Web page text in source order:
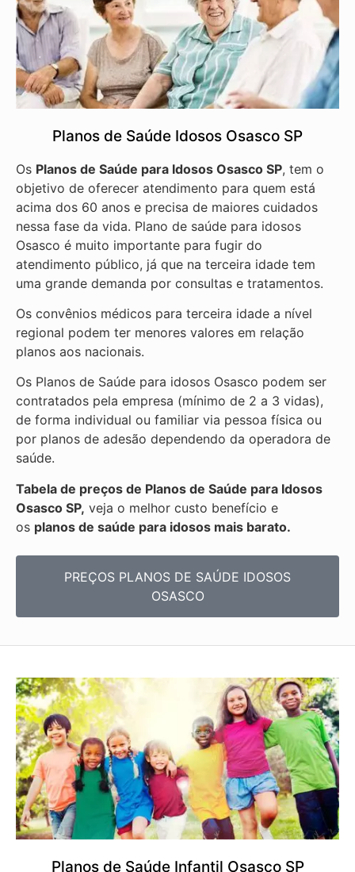
Planos de Saúde Idosos Osasco SP
Os Planos de Saúde para Idosos Osasco SP, tem o
objetivo de oferecer atendimento para quem está
acima dos 60 anos e precisa de maiores cuidados
nessa fase da vida. Plano de saúde para idosos
Osasco é muito importante para fugir do
atendimento público, já que na terceira idade tem
uma grande demanda por consultas e tratamentos.
Os convênios médicos para terceira idade a nível
regional podem ter menores valores em relação
planos aos nacionais.
Os Planos de Saúde para idosos Osasco podem ser
contratados pela empresa (mínimo de 2 a 3 vidas),
de forma individual ou familiar via pessoa física ou
por planos de adesão dependendo da operadora de
saúde.
Tabela de preços de Planos de Saúde para Idosos
Osasco SP, veja o melhor custo benefício e
os planos de saúde para idosos mais barato.
PREÇOS PLANOS DE SAÚDE IDOSOS
OSASCO
Planos de Saúde Infantil Osasco SP